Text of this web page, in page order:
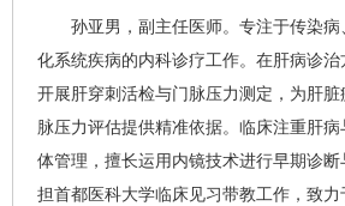
孙亚男 ， 副主任医师。专注于传染
化系统疾病的内科诊疗工作。在肝病诊
开展肝穿刺活检与门脉压力测定，为肝
脉压力评估提供精准依据。临床注重肝
体管理，擅长运用内镜技术进行早期诊
担首都医科大学临床见习带教工作，致